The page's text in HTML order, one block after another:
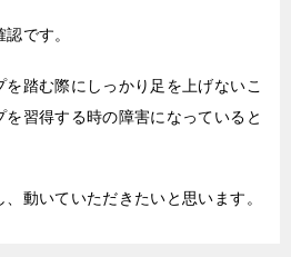
です。
踏む際にしっかり足を上げないこ
習得する時の障害になっていると
動いていただきたいと思います。